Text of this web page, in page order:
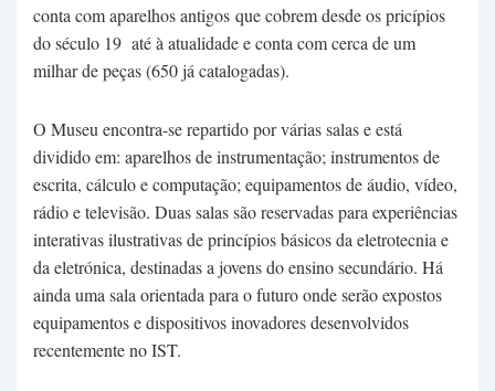
conta com aparelhos antigos que cobrem desde os pricípios
do século 19 até à atualidade e conta com cerca de um
milhar de peças (650 já catalogadas).
O Museu encontra-se repartido por várias salas e está
dividido em: aparelhos de instrumentação; instrumentos de
escrita, cálculo e computação; equipamentos de áudio, vídeo,
rádio e televisão. Duas salas são reservadas para experiências
interativas ilustrativas de princípios básicos da eletrotecnia e
da eletrónica, destinadas a jovens do ensino secundário. Há
ainda uma sala orientada para o futuro onde serão expostos
equipamentos e dispositivos inovadores desenvolvidos
recentemente no IST.